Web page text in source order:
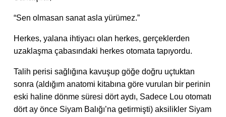
“Sen olmasan sanat asla yürümez.”
Herkes, yalana ihtiyacı olan herkes, gerçeklerden
uzaklaşma çabasındaki herkes otomata tapıyordu.
Talih perisi sağlığına kavuşup göğe doğru uçtuktan
sonra (aldığım anatomi kitabına göre vurulan bir perinin
eski haline dönme süresi dört aydı, Sadece Lou otomatı
dört ay önce Siyam Balığı’na getirmişti) aksilikler Siyam